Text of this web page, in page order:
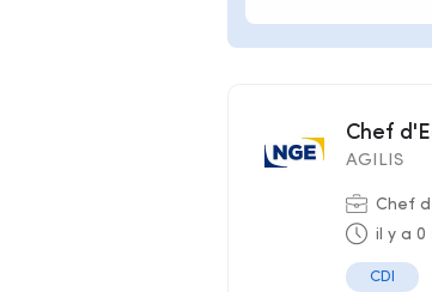
Chef
AGILIS
Chef
il y a 0
CDI